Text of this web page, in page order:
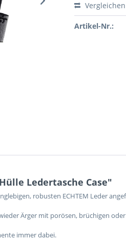
Vergleichen
Artikel-Nr.:
Ledertasche Case"
robusten ECHTEM Leder
Ärger mit porösen, brüchigen
immer dabei.